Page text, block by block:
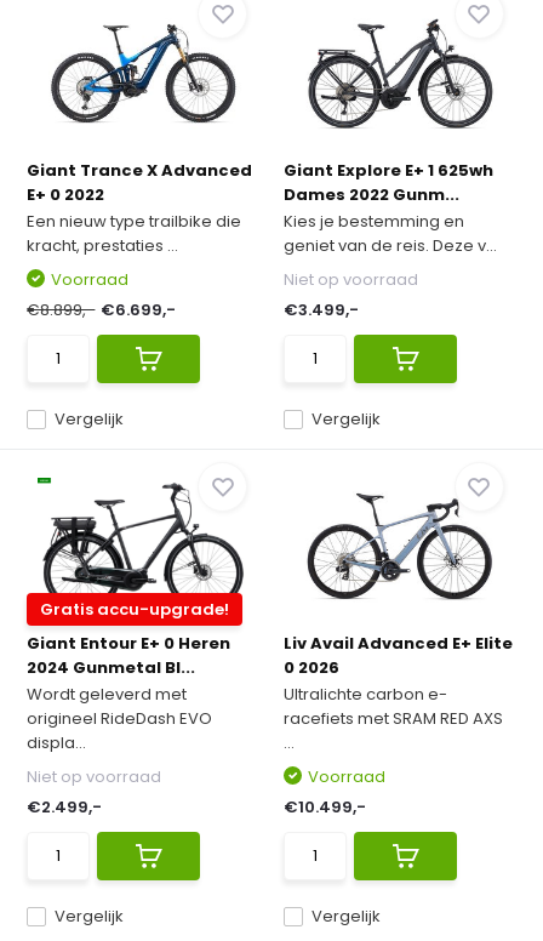
Giant Trance X Advanced
E+ 0 2022
Een nieuw type trailbike die
kracht, prestaties ...
Vergelijk
Voorraad
€8.899,- €6.699,-
Giant Explore E+ 1 625wh
Dames 2022 Gunm...
Kies je bestemming en
geniet van de reis. Deze v...
Vergelijk
Niet op voorraad
€3.499,-
Gratis accu-upgrade!
Giant Entour E+ 0 Heren
2024 Gunmetal Bl...
Wordt geleverd met
origineel RideDash EVO
displa...
Vergelijk
Niet op voorraad
€2.499,-
Liv Avail Advanced E+ Elite
0 2026
Ultralichte carbon e-
racefiets met SRAM RED AXS
...
Vergelijk
Voorraad
€10.499,-